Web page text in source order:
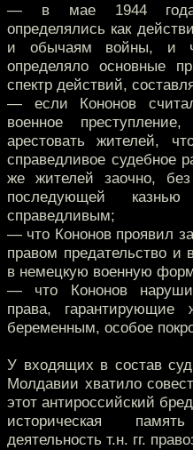
— в мае 1944 года
определялись как
и обычаям войны, и
определяло основные
спектр действий,
— если Кононов
военное
арестовать жителей,
справедливое судебное
же жителей заочно,
последующей
справедливым;
— что Кононов проявил
правом предательство и
в немецкую военную
— что Кононов
права, гарантирующие
беременным, особое
У входящих в состав
Молдавии хватило
этот антироссийский
историческая
деятельность т.н. гг.